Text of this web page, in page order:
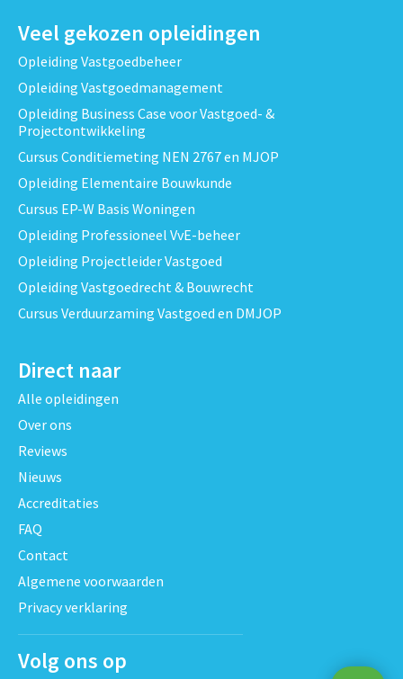
Veel gekozen opleidingen
Opleiding Vastgoedbeheer
Opleiding Vastgoedmanagement
Opleiding Business Case voor Vastgoed- &
Projectontwikkeling
Cursus Conditiemeting NEN 2767 en MJOP
Opleiding Elementaire Bouwkunde
Cursus EP-W Basis Woningen
Opleiding Professioneel VvE-beheer
Opleiding Projectleider Vastgoed
Opleiding Vastgoedrecht & Bouwrecht
Cursus Verduurzaming Vastgoed en DMJOP
Direct naar
Alle opleidingen
Over ons
Reviews
Nieuws
Accreditaties
FAQ
Contact
Algemene voorwaarden
Privacy verklaring
Volg ons op